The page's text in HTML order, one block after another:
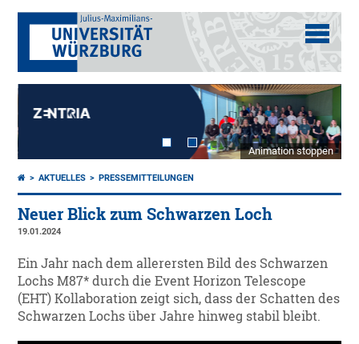
Animation stoppen
AKTUELLES PRESSEMITTEILUNGEN
Neuer Blick zum Schwarzen Loch
19.01.2024
Ein Jahr nach dem allerersten Bild des Schwarzen
Lochs M87* durch die Event Horizon Telescope
(EHT) Kollaboration zeigt sich, dass der Schatten des
Schwarzen Lochs über Jahre hinweg stabil bleibt.